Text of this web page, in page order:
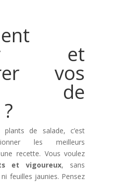
et
vos
de
de salade, c’est
les meilleurs
recette. Vous voulez
et vigoureux, sans
feuilles jaunies. Pensez